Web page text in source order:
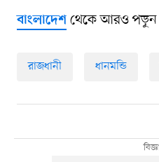
বাংলাদেশথেকে আরও পড়ুন
রাজধানী ধানমন্ডি